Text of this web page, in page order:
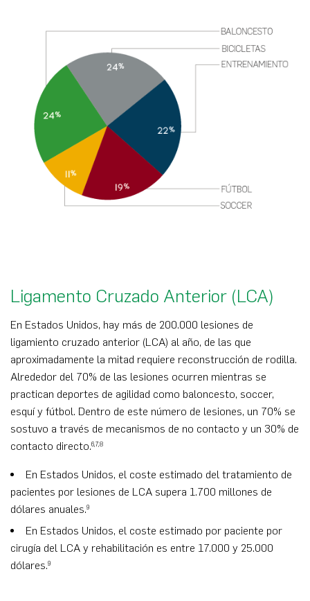
Ligamento Cruzado Anterior (LCA)
En Estados Unidos, hay más de 200.000 lesiones de
ligamiento cruzado anterior (LCA) al año, de las que
aproximadamente la mitad requiere reconstrucción de rodilla.
Alrededor del 70% de las lesiones ocurren mientras se
practican deportes de agilidad como baloncesto, soccer,
esquí y fútbol. Dentro de este número de lesiones, un 70% se
sostuvo a través de mecanismos de no contacto y un 30% de
contacto directo.6,7,8
En Estados Unidos, el coste estimado del tratamiento de
pacientes por lesiones de LCA supera 1.700 millones de
dólares anuales.9
En Estados Unidos, el coste estimado por paciente por
cirugía del LCA y rehabilitación es entre 17.000 y 25.000
dólares.9